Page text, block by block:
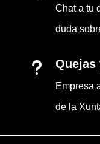
Chat a tu
duda
u Quejas
Empresa
de la